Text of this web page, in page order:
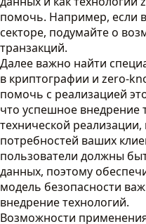
помочь. Например, если
секторе, подумайте о
транзакций.
Далее важно найти
в криптографии и zero-
помочь с реализацией
что успешное внедрение
технической
потребностей ваших
пользователи должны
данных, поэтому
модель безопасности
внедрение технологий.
Возможности